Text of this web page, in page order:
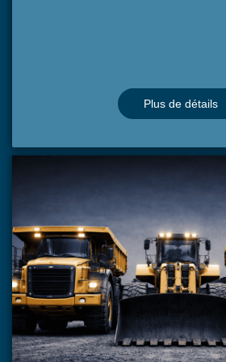
Plus de détails